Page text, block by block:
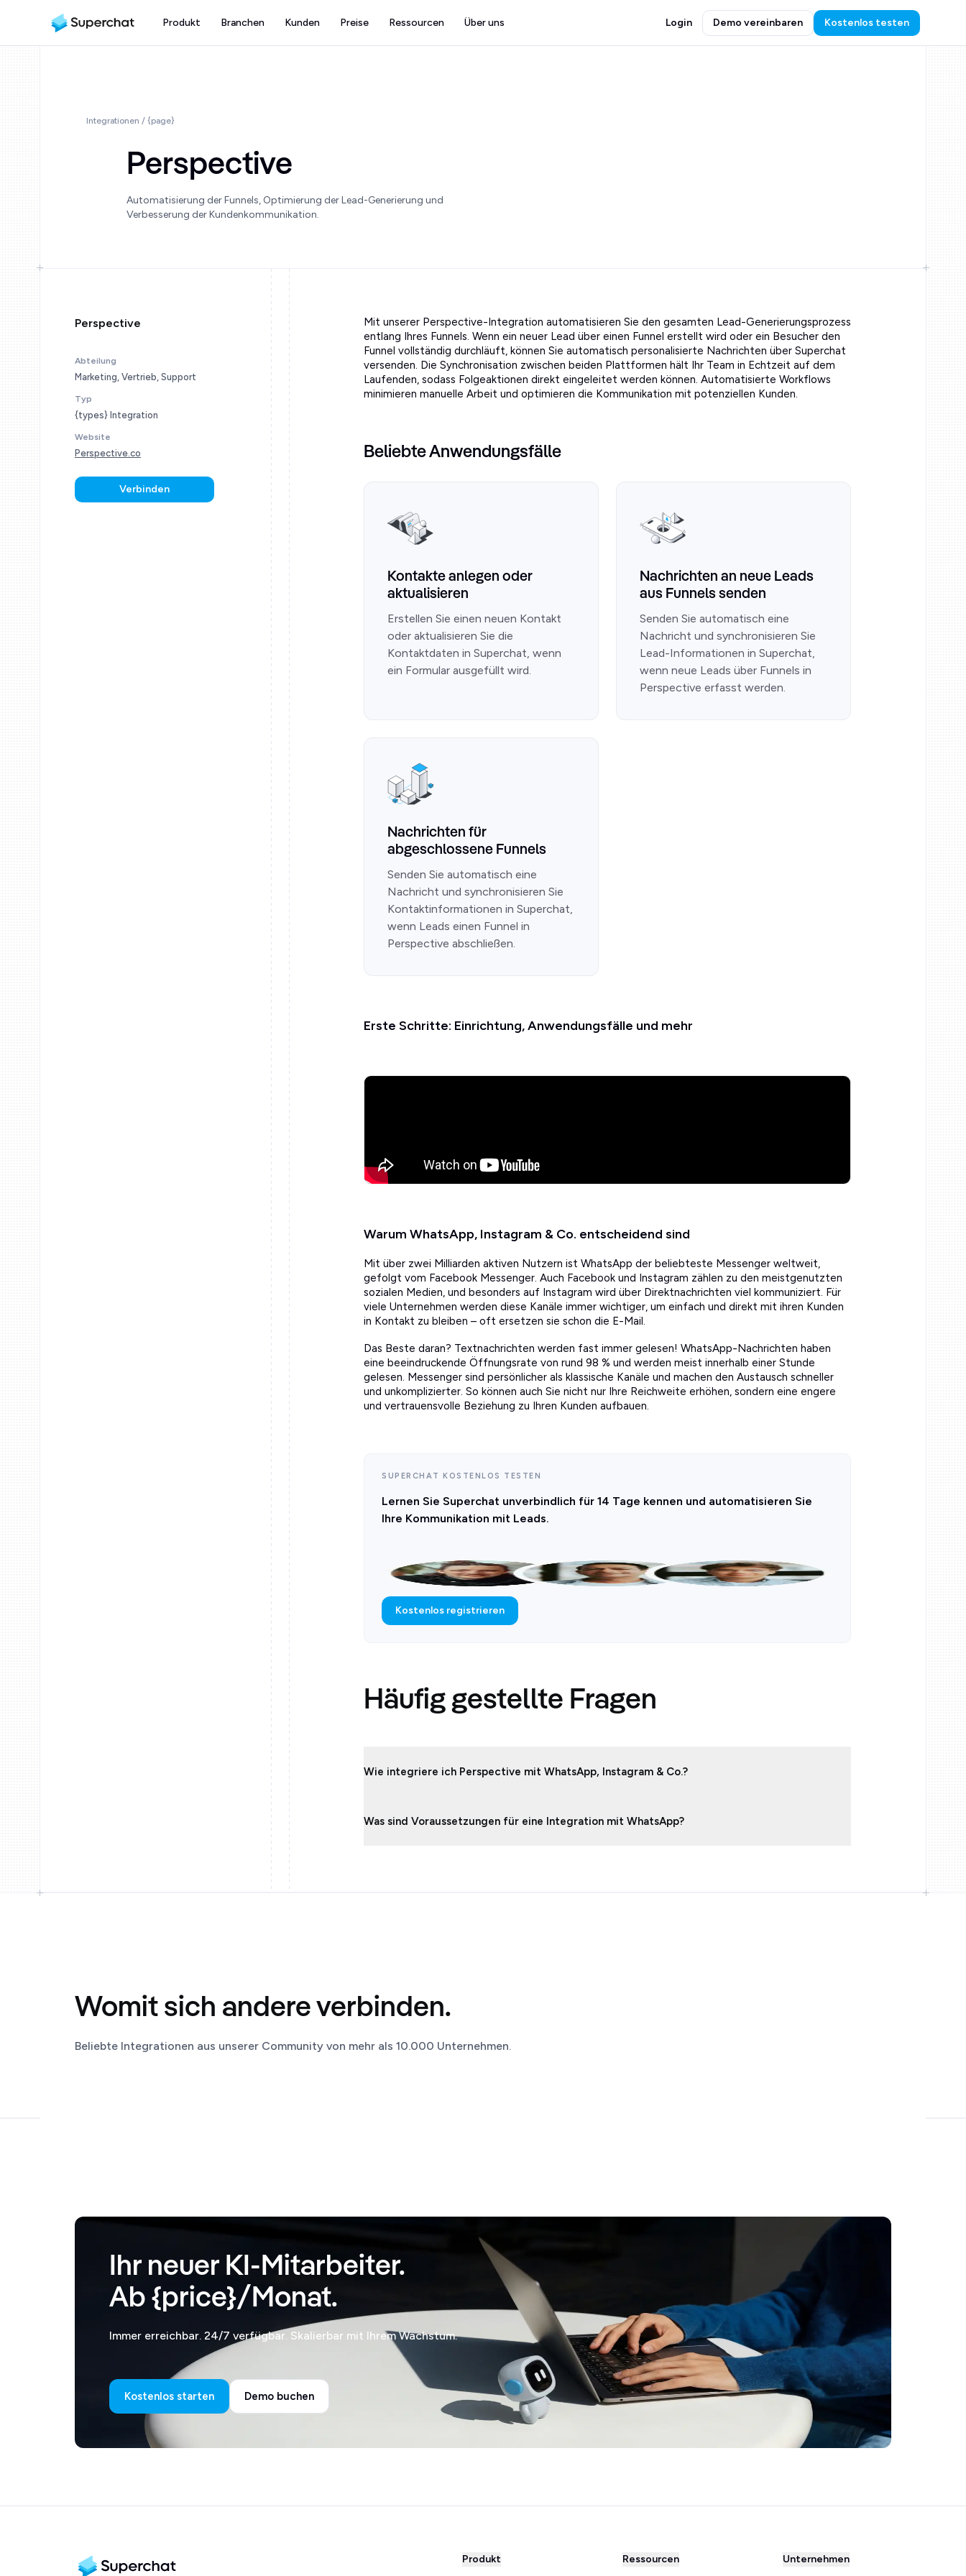
Produkt Branchen Kunden Preise Ressourcen Über uns Login Demo vereinbaren Kostenlos testen
Integrationen / {page}
Perspective
Automatisierung der Funnels, Optimierung der Lead-Generierung und
Verbesserung der Kundenkommunikation.
Perspective
Abteilung
Marketing, Vertrieb, Support
Typ
{types} Integration
Website
Perspective.co
Verbinden
Mit unserer Perspective-Integration automatisieren Sie den gesamten Lead-Generierungsprozess
entlang Ihres Funnels. Wenn ein neuer Lead über einen Funnel erstellt wird oder ein Besucher den
Funnel vollständig durchläuft, können Sie automatisch personalisierte Nachrichten über Superchat
versenden. Die Synchronisation zwischen beiden Plattformen hält Ihr Team in Echtzeit auf dem
Laufenden, sodass Folgeaktionen direkt eingeleitet werden können. Automatisierte Workflows
minimieren manuelle Arbeit und optimieren die Kommunikation mit potenziellen Kunden.
Beliebte Anwendungsfälle
Kontakte anlegen oder
aktualisieren
Erstellen Sie einen neuen Kontakt
oder aktualisieren Sie die
Kontaktdaten in Superchat, wenn
ein Formular ausgefüllt wird.
Nachrichten an neue Leads
aus Funnels senden
Senden Sie automatisch eine
Nachricht und synchronisieren Sie
Lead-Informationen in Superchat,
wenn neue Leads über Funnels in
Perspective erfasst werden.
Nachrichten für
abgeschlossene Funnels
Senden Sie automatisch eine
Nachricht und synchronisieren Sie
Kontaktinformationen in Superchat,
wenn Leads einen Funnel in
Perspective abschließen.
Erste Schritte: Einrichtung, Anwendungsfälle und mehr
Warum WhatsApp, Instagram & Co. entscheidend sind
Mit über zwei Milliarden aktiven Nutzern ist WhatsApp der beliebteste Messenger weltweit,
gefolgt vom Facebook Messenger. Auch Facebook und Instagram zählen zu den meistgenutzten
sozialen Medien, und besonders auf Instagram wird über Direktnachrichten viel kommuniziert. Für
viele Unternehmen werden diese Kanäle immer wichtiger, um einfach und direkt mit ihren Kunden
in Kontakt zu bleiben – oft ersetzen sie schon die E-Mail.
Das Beste daran? Textnachrichten werden fast immer gelesen! WhatsApp-Nachrichten haben
eine beeindruckende Öffnungsrate von rund 98 % und werden meist innerhalb einer Stunde
gelesen. Messenger sind persönlicher als klassische Kanäle und machen den Austausch schneller
und unkomplizierter. So können auch Sie nicht nur Ihre Reichweite erhöhen, sondern eine engere
und vertrauensvolle Beziehung zu Ihren Kunden aufbauen.
SUPERCHAT KOSTENLOS TESTEN
Lernen Sie Superchat unverbindlich für 14 Tage kennen und automatisieren Sie
Ihre Kommunikation mit Leads.
Kostenlos registrieren
Häufig gestellte Fragen
Wie integriere ich Perspective mit WhatsApp, Instagram & Co.?
Was sind Voraussetzungen für eine Integration mit WhatsApp?
Womit sich andere verbinden.
Beliebte Integrationen aus unserer Community von mehr als 10.000 Unternehmen.
Ihr neuer KI-Mitarbeiter.
Ab {price}/Monat.
Immer erreichbar. 24/7 verfügbar. Skalierbar mit Ihrem Wachstum.
Kostenlos starten Demo buchen
Produkt Ressourcen Unternehmen